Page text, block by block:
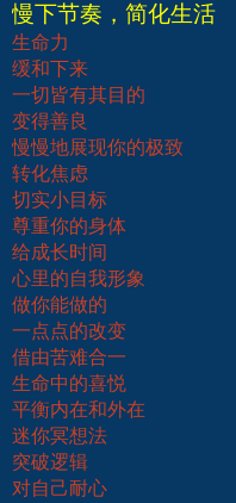
慢下节奏，简化生活
生命力
缓和下来
一切皆有其目的
变得善良
慢慢地展现你的极致
转化焦虑
切实小目标
尊重你的身体
给成长时间
心里的自我形象
做你能做的
一点点的改变
借由苦难合一
生命中的喜悦
平衡内在和外在
迷你冥想法
突破逻辑
对自己耐心